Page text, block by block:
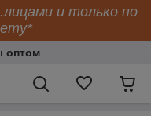
и только по
оптом